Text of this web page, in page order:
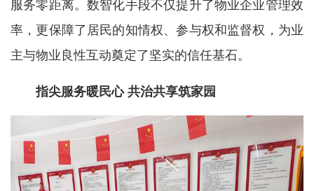
服务零距离。数智化手段不仅提升了物业企业管理效
率，更保障了居民的知情权、参与权和监督权，为业
主与物业良性互动奠定了坚实的信任基石。
指尖服务暖民心 共治共享筑家园